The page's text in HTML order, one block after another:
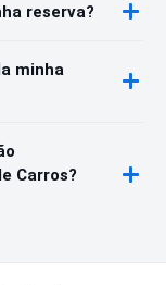
reserva?
minha
Carros?